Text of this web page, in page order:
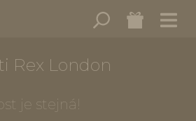
Rex London
je stejná!